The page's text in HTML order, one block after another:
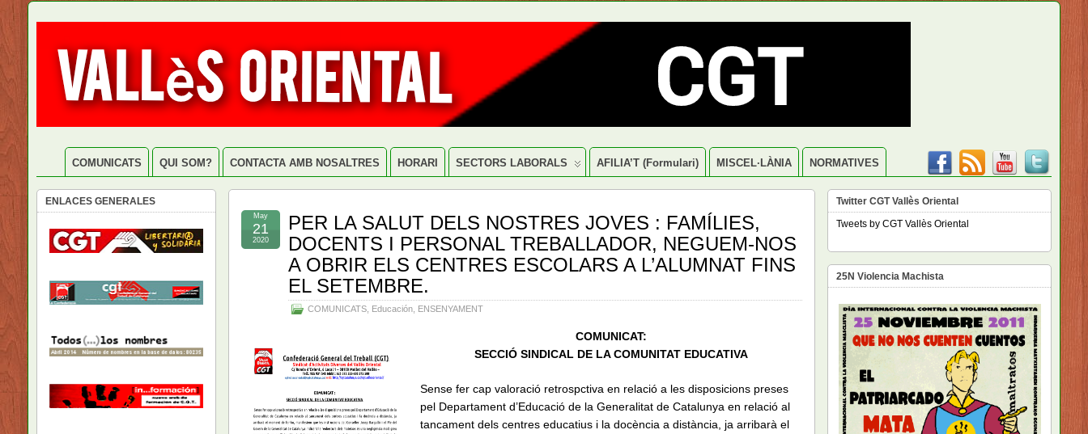
COMUNICATS QUI SOM? CONTACTA AMB NOSALTRES HORARI SECTORS LABORALS AFILIA’T (formulari) MISCEL·LÀNIA NORMATIVES
PER LA SALUT DELS NOSTRES JOVES : FAMÍLIES,
DOCENTS I PERSONAL TREBALLADOR, NEGUEM-NOS
A OBRIR ELS CENTRES ESCOLARS A L’ALUMNAT FINS
EL SETEMBRE.
COMUNICATS Educación ENSENYAMENT
May
21
2020
COMUNICAT:
SECCIÓ SINDICAL DE LA COMUNITAT EDUCATIVA
Sense fer cap valoració retrospctiva en relació a les disposicions preses
pel Departament d’Educació de la Generalitat de Catalunya en relació al
tancament dels centres educatius i la docència a distància, ja arribarà el
ENLACES GENERALES
Twitter CGT Vallès Oriental
Tweets by CGT Vallès Oriental
25N Violencia Machista